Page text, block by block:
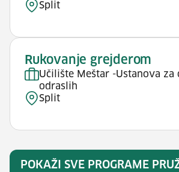
Split
Rukovanje grejderom
Učilište Meštar -Ustanova za
odraslih
Split
POKAŽI SVE PROGRAME